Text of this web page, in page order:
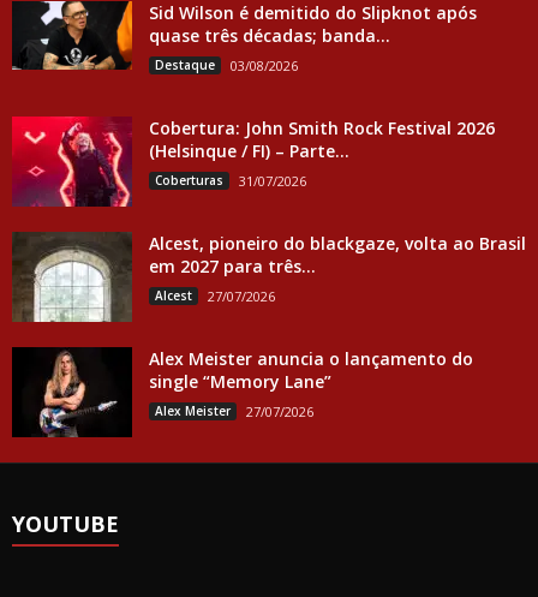
Sid Wilson é demitido do Slipknot após
quase três décadas; banda...
Destaque 03/08/2026
Cobertura: John Smith Rock Festival 2026
(Helsinque / FI) – Parte...
Coberturas 31/07/2026
Alcest, pioneiro do blackgaze, volta ao Brasil
em 2027 para três...
Alcest 27/07/2026
Alex Meister anuncia o lançamento do
single “Memory Lane”
Alex Meister 27/07/2026
YOUTUBE